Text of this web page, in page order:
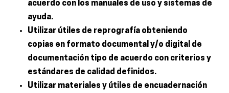
acuerdo con los manuales de uso y sistemas de
ayuda.
Utilizar útiles de reprografía obteniendo
copias en formato documental y/o digital de
documentación tipo de acuerdo con criterios y
estándares de calidad definidos.
Utilizar materiales y útiles de encuadernación